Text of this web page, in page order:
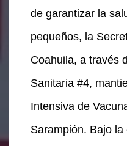
de garantizar la
pequeños, la
Coahuila, a través
Sanitaria #4,
Intensiva de
Sarampión. Bajo